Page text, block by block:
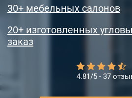
30+ мебельных салонов
20+ изготовленных
заказ
4.81/5 - 37